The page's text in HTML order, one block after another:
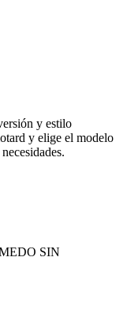
y estilo
y elige el modelo
SIN